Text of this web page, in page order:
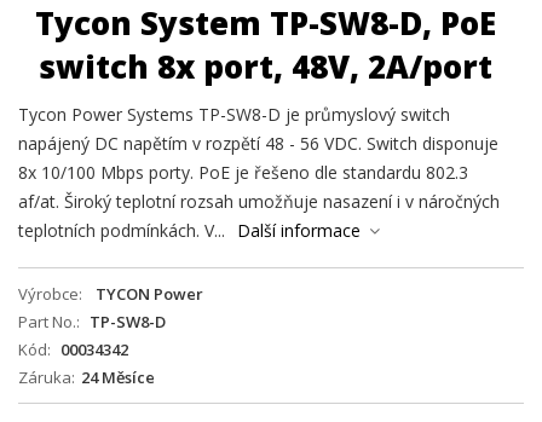
Tycon System TP-SW8-D, PoE
switch 8x port, 48V, 2A/port
Tycon Power Systems TP-SW8-D je průmyslový switch
napájený DC napětím v rozpětí 48 - 56 VDC. Switch disponuje
8x 10/100 Mbps porty. PoE je řešeno dle standardu 802.3
af/at. Široký teplotní rozsah umožňuje nasazení i v náročných
teplotních podmínkách. V...
Další informace
Výrobce
TYCON Power
Part No.
TP-SW8-D
Kód
00034342
Záruka 24 Měsíce